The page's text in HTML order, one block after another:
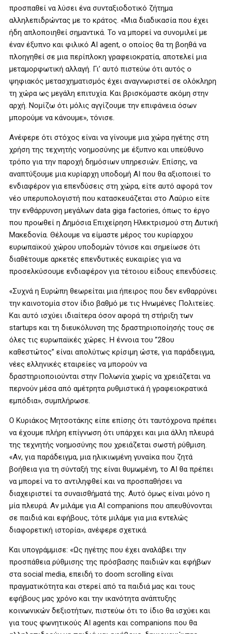
προσπαθεί να λύσει ένα συνταξιοδοτικό ζήτημα
αλληλεπιδρώντας με το κράτος. «Μια διαδικασία που έχει
ήδη απλοποιηθεί σημαντικά. Το να μπορεί να συνομιλεί με
έναν έξυπνο και φιλικό AI agent, ο οποίος θα τη βοηθά να
πλοηγηθεί σε μια περίπλοκη γραφειοκρατία, αποτελεί μια
μεταμορφωτική αλλαγή. Γι’ αυτό πιστεύω ότι αυτός ο
ψηφιακός μετασχηματισμός έχει αναγνωριστεί σε ολόκληρη
τη χώρα ως μεγάλη επιτυχία. Και βρισκόμαστε ακόμη στην
αρχή. Νομίζω ότι μόλις αγγίζουμε την επιφάνεια όσων
μπορούμε να κάνουμε», τόνισε.
Ανέφερε ότι στόχος είναι να γίνουμε μια χώρα ηγέτης στη
χρήση της τεχνητής νοημοσύνης με έξυπνο και υπεύθυνο
τρόπο για την παροχή δημόσιων υπηρεσιών. Επίσης, να
αναπτύξουμε μια κυρίαρχη υποδομή AI που θα αξιοποιεί το
ενδιαφέρον για επενδύσεις στη χώρα, είτε αυτό αφορά τον
νέο υπερυπολογιστή που κατασκευάζεται στο Λαύριο είτε
την ενθάρρυνση μεγάλων data giga factories, όπως το έργο
που προωθεί η Δημόσια Επιχείρηση Ηλεκτρισμού στη Δυτική
Μακεδονία. Θέλουμε να είμαστε μέρος του κυρίαρχου
ευρωπαϊκού χώρου υποδομών τόνισε και σημείωσε ότι
διαθέτουμε αρκετές επενδυτικές ευκαιρίες για να
προσελκύσουμε ενδιαφέρον για τέτοιου είδους επενδύσεις.
«Συχνά η Ευρώπη θεωρείται μια ήπειρος που δεν ενθαρρύνει
την καινοτομία στον ίδιο βαθμό με τις Ηνωμένες Πολιτείες.
Και αυτό ισχύει ιδιαίτερα όσον αφορά τη στήριξη των
startups και τη διευκόλυνση της δραστηριοποίησής τους σε
όλες τις ευρωπαϊκές χώρες. Η έννοια του ”28ου
καθεστώτος” είναι απολύτως κρίσιμη ώστε, για παράδειγμα,
νέες ελληνικές εταιρείες να μπορούν να
δραστηριοποιούνται στην Πολωνία χωρίς να χρειάζεται να
περνούν μέσα από αμέτρητα ρυθμιστικά ή γραφειοκρατικά
εμπόδια», συμπλήρωσε.
Ο Κυριάκος Μητσοτάκης είπε επίσης ότι ταυτόχρονα πρέπει
να έχουμε πλήρη επίγνωση ότι υπάρχει και μια άλλη πλευρά
της τεχνητής νοημοσύνης που χρειάζεται σωστή ρύθμιση.
«Αν, για παράδειγμα, μια ηλικιωμένη γυναίκα που ζητά
βοήθεια για τη σύνταξή της είναι θυμωμένη, το AI θα πρέπει
να μπορεί να το αντιληφθεί και να προσπαθήσει να
διαχειριστεί τα συναισθήματά της. Αυτό όμως είναι μόνο η
μία πλευρά. Αν μιλάμε για AI companions που απευθύνονται
σε παιδιά και εφήβους, τότε μιλάμε για μια εντελώς
διαφορετική ιστορία», ανέφερε σχετικά.
Και υπογράμμισε: «Ως ηγέτης που έχει αναλάβει την
προσπάθεια ρύθμισης της πρόσβασης παιδιών και εφήβων
στα social media, επειδή το doom scrolling είναι
πραγματικότητα και στερεί από τα παιδιά μας και τους
εφήβους μας χρόνο και την ικανότητα ανάπτυξης
κοινωνικών δεξιοτήτων, πιστεύω ότι το ίδιο θα ισχύει και
για τους φωνητικούς AI agents και companions που θα